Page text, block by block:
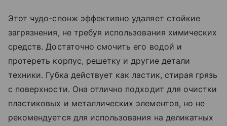
Этот чудо-спонж эффективно удаляет стойкие
загрязнения, не требуя использования химических
средств. Достаточно смочить его водой и
протереть корпус, решетку и другие детали
техники. Губка действует как ластик, стирая грязь
с поверхности. Она отлично подходит для очистки
пластиковых и металлических элементов, но не
рекомендуется для использования на деликатных